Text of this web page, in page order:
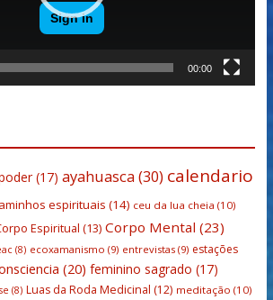
00:00
(17) ayahuasca(30) calendario
espirituais (14) ceu da lua cheia (10)
Espiritual (13) Corpo Mental (23)
(8) ecoxamanismo (9) entrevistas(9) estações
(20) feminino sagrado (17)
(8) Luas da Roda Medicinal (12) meditação (10)